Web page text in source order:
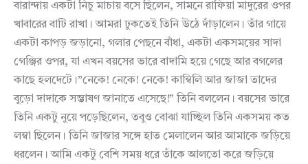
বারান্দায় একটা নিচু মাচায় বসে ছিলেন, সামনে রাফিয়া মাদুরের ওপর
খাবারের বাটি রাখা। আমরা ঢুকতেই তিনি উঠে দাঁড়ালেন। তাঁর গায়ে
একটা কাপড় জড়ানো, গলার পেছনে বাঁধা, একটা একসময়ের সাদা
গেঞ্জির ওপর, যা এখন বয়সের ভারে বাদামি হয়ে গেছে আর বগলের
কাছে হলদেটে।”নেকে! নেকে! নেকে! কাম্বিলি আর জাজা তাদের
বুড়ো দাদাকে সম্ভাষণ জানাতে এসেছে!” তিনি বললেন। বয়সের ভারে
তিনি একটু নুয়ে পড়েছিলেন, তবুও বোঝা যাচ্ছিল তিনি একসময় কত
লম্বা ছিলেন। তিনি জাজার সঙ্গে হাত মেলালেন আর আমাকে জড়িয়ে
ধরলেন। আমি একটু বেশি সময় ধরে তাঁকে আলতো করে জড়িয়ে